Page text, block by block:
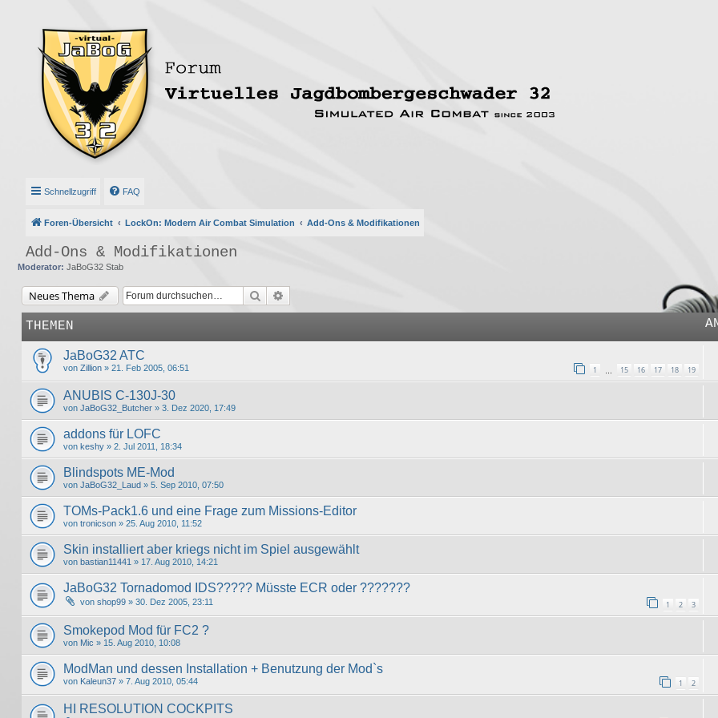
Schnellzugriff FAQ
Foren-Übersicht LockOn: Modern Air Combat Simulation Add-Ons & Modifikationen
Add-Ons & Modifikationen
Moderator: JaBoG32 Stab
Neues Thema Suche
THEMEN
JaBoG32 ATC
von Zillion » 21. Feb 2005, 06:51 1 15 16 17 18 19
ANUBIS C-130J-30
von JaBoG32_Butcher » 3. Dez 2020, 17:49
addons für LOFC
von keshy » 2. Jul 2011, 18:34
Blindspots ME-Mod
von JaBoG32_Laud » 5. Sep 2010, 07:50
TOMs-Pack1.6 und eine Frage zum Missions-Editor
von tronicson » 25. Aug 2010, 11:52
Skin installiert aber kriegs nicht im Spiel ausgewählt
von bastian11441 » 17. Aug 2010, 14:21
JaBoG32 Tornadomod IDS????? Müsste ECR oder ???????
von shop99 » 30. Dez 2005, 23:11 1 2 3
Smokepod Mod für FC2 ?
von Mic » 15. Aug 2010, 10:08
ModMan und dessen Installation + Benutzung der Mod`s
von Kaleun37 » 7. Aug 2010, 05:44 1 2
HI RESOLUTION COCKPITS